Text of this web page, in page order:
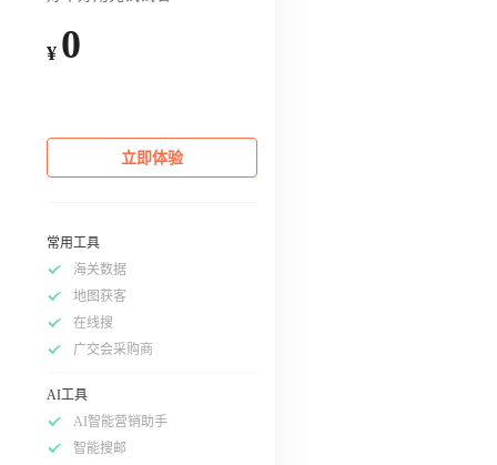
¥ 0
立即体验
常用工具
海关数据
地图获客
在线搜
广交会采购商
AI工具
AI智能营销助手
智能搜邮